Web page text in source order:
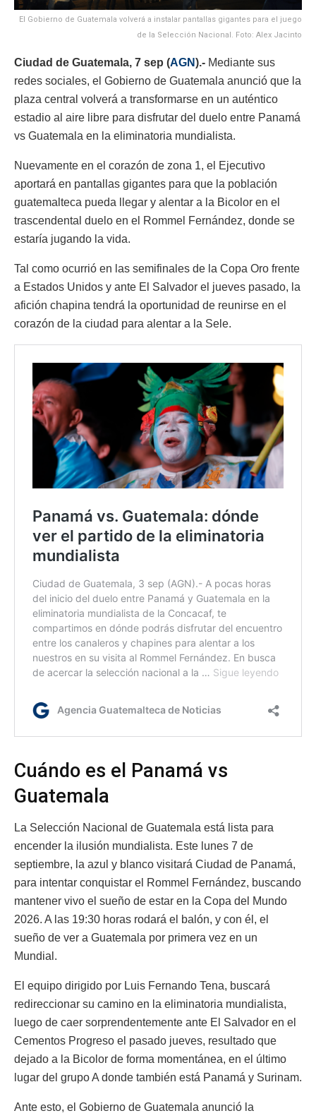
El Gobierno de Guatemala volverá a instalar pantallas gigantes para el juego
de la Selección Nacional. Foto: Alex Jacinto
Ciudad de Guatemala, 7 sep (AGN).- Mediante sus
redes sociales, el Gobierno de Guatemala anunció que la
plaza central volverá a transformarse en un auténtico
estadio al aire libre para disfrutar del duelo entre Panamá
vs Guatemala en la eliminatoria mundialista.
Nuevamente en el corazón de zona 1, el Ejecutivo
aportará en pantallas gigantes para que la población
guatemalteca pueda llegar y alentar a la Bicolor en el
trascendental duelo en el Rommel Fernández, donde se
estaría jugando la vida.
Tal como ocurrió en las semifinales de la Copa Oro frente
a Estados Unidos y ante El Salvador el jueves pasado, la
afición chapina tendrá la oportunidad de reunirse en el
corazón de la ciudad para alentar a la Sele.
Cuándo es el Panamá vs
Guatemala
La Selección Nacional de Guatemala está lista para
encender la ilusión mundialista. Este lunes 7 de
septiembre, la azul y blanco visitará Ciudad de Panamá,
para intentar conquistar el Rommel Fernández, buscando
mantener vivo el sueño de estar en la Copa del Mundo
2026. A las 19:30 horas rodará el balón, y con él, el
sueño de ver a Guatemala por primera vez en un
Mundial.
El equipo dirigido por Luis Fernando Tena, buscará
redireccionar su camino en la eliminatoria mundialista,
luego de caer sorprendentemente ante El Salvador en el
Cementos Progreso el pasado jueves, resultado que
dejado a la Bicolor de forma momentánea, en el último
lugar del grupo A donde también está Panamá y Surinam.
Ante esto, el Gobierno de Guatemala anunció la